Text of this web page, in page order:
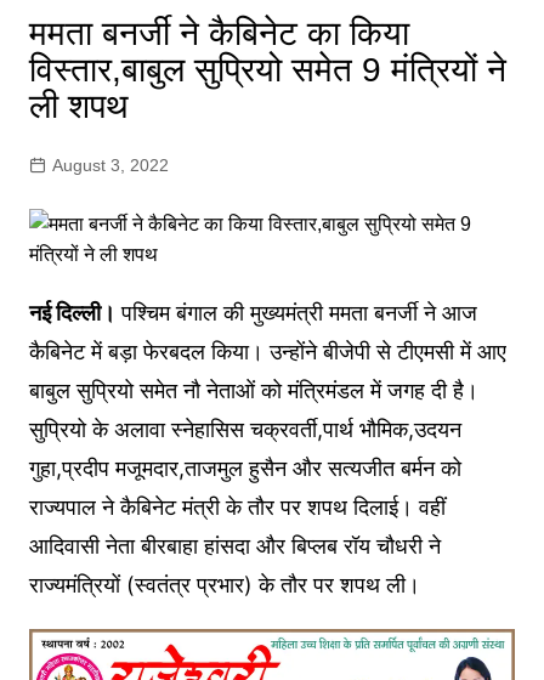
ममता बनर्जी ने कैबिनेट का किया
विस्तार,बाबुल सुप्रियो समेत 9 मंत्रियों ने
ली शपथ
August 3, 2022
नई दिल्ली। पश्चिम बंगाल की मुख्यमंत्री ममता बनर्जी ने आज
कैबिनेट में बड़ा फेरबदल किया। उन्होंने बीजेपी से टीएमसी में आए
बाबुल सुप्रियो समेत नौ नेताओं को मंत्रिमंडल में जगह दी है।
सुप्रियो के अलावा स्नेहासिस चक्रवर्ती,पार्थ भौमिक,उदयन
गुहा,प्रदीप मजूमदार,ताजमुल हुसैन और सत्यजीत बर्मन को
राज्यपाल ने कैबिनेट मंत्री के तौर पर शपथ दिलाई। वहीं
आदिवासी नेता बीरबाहा हांसदा और बिप्लब रॉय चौधरी ने
राज्यमंत्रियों (स्वतंत्र प्रभार) के तौर पर शपथ ली।